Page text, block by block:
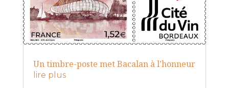
Un timbre-poste met Bacalan à l’honneur
lire plus